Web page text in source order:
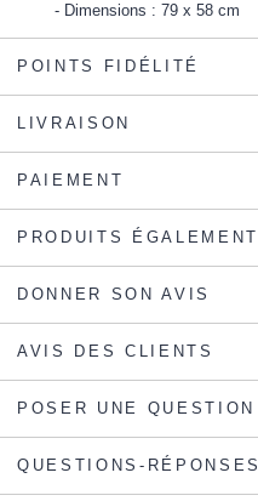
Dimensions : 79 x 58 cm
POINTS FIDÉLITÉ
LIVRAISON
PAIEMENT
PRODUITS
DONNER SON AVIS
AVIS DES CLIENTS
POSER UNE QUESTION
QUESTIONS-RÉPONSES